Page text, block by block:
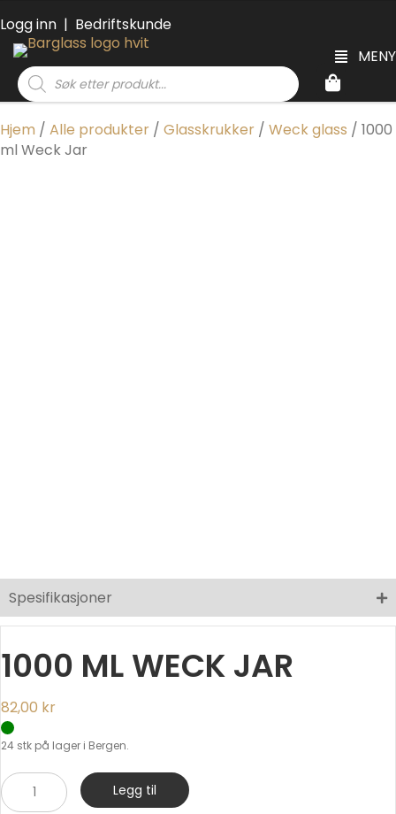
Logg inn | Bedriftskunde
MENY
Products
search
Hjem / Alle produkter / Glasskrukker / Weck glass / 1000
ml Weck Jar
Spesifikasjoner
1000 ML WECK JAR
82,00 kr
24 stk på lager i Bergen.
1000
ml
Legg til